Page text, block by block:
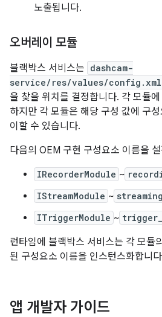
노출됩니다.
오버레이 모듈
블랙박스 서비스는 dashcam-
service/res/values/config.xml
을 찾을 위치를 결정합니다. 각 모듈
하지만 각 모듈은 해당 구성 값에 구
이할 수 있습니다.
다음의 OEM 구현 구성요소 이름을
IRecorderModule ~
IStreamModule ~
ITriggerModule ~
런타임에 블랙박스 서비스는 각 모듈의
된 구성요소 이름을 인스턴스화합니
앱 개발자 가이드